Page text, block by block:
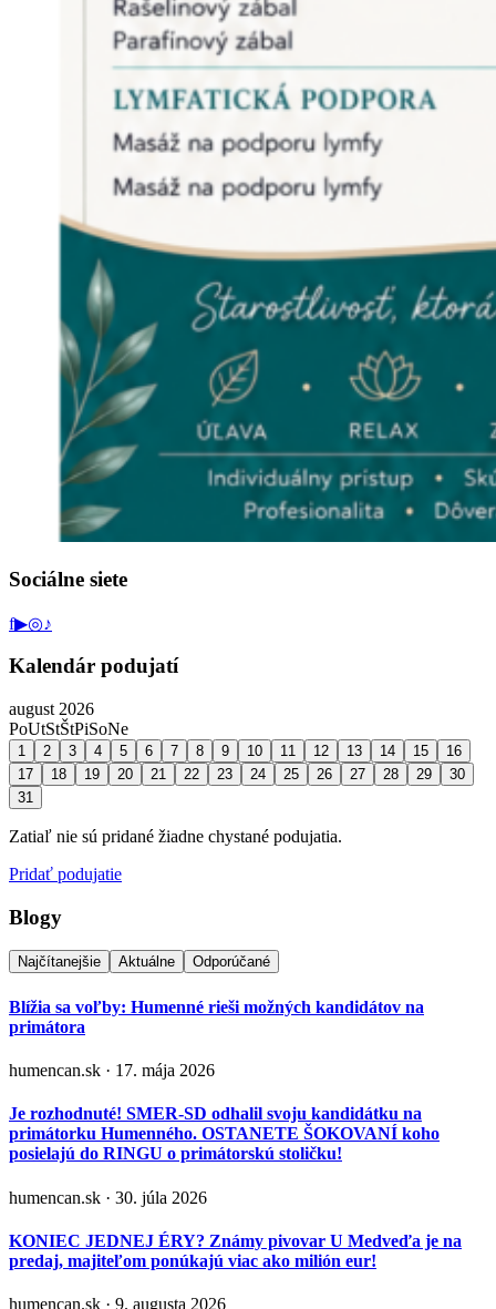
Sociálne siete
f▶◎♪
Kalendár podujatí
august 2026
PoUtStŠtPiSoNe
1 2 3 4 5 6 7 8 9 10 11 12 13 14 15
16
17
18 19 20 21 22 23 24 25 26 27 28 29
30
31
Zatiaľ nie sú pridané žiadne chystané podujatia.
Pridať podujatie
Blogy
Najčítanejšie Aktuálne Odporúčané
Blížia sa voľby: Humenné rieši možných kandidátov na
primátora
humencan.sk · 17. mája 2026
Je rozhodnuté! SMER-SD odhalil svoju kandidátku na
primátorku Humenného. OSTANETE ŠOKOVANÍ koho
posielajú do RINGU o primátorskú stoličku!
humencan.sk · 30. júla 2026
KONIEC JEDNEJ ÉRY? Známy pivovar U Medveďa je na
predaj, majiteľom ponúkajú viac ako milión eur!
humencan.sk · 9. augusta 2026